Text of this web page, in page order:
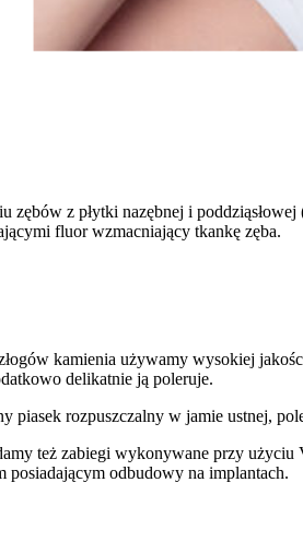
zębów z płytki nazębnej i
fluor wzmacniający tkankę zęba.
kamienia używamy wysokiej
delikatnie ją poleruje.
piasek rozpuszczalny w jamie ustnej,
też zabiegi wykonywane przy użyciu
posiadającym odbudowy na implantach.